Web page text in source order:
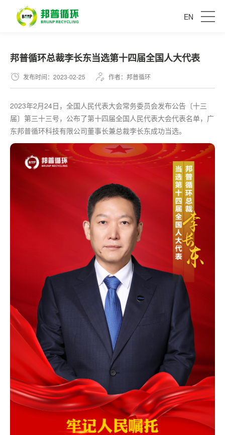
EN
邦普循环总裁李长东当选第十四届全国人大代表
发布时间：2023-02-25 作者：邦普循环
2023年2月24日，全国人民代表大会常务委员会发布公告〔十三
届〕第三十三号，公布了第十四届全国人民代表大会代表名单，广
东邦普循环科技有限公司董事长兼总裁李长东成功当选。